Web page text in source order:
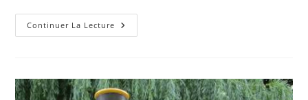
Continuer La Lecture Dominique
Lagel